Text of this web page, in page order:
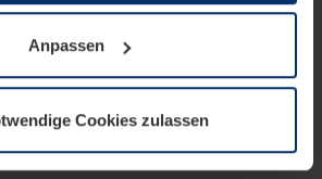
Betrieb dieser Seite unbedingt
alle anderen Cookie-Typen benötigen
Einwilligung können Sie jederzeit
unserer Website ändern oder
Anpassen
Cookies zulassen